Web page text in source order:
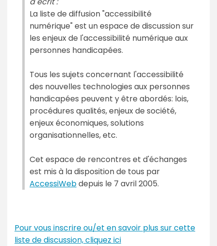
La liste de diffusion "accessibilité
numérique" est un espace de discussion sur
les enjeux de l'accessibilité numérique aux
personnes handicapées.
Tous les sujets concernant l'accessibilité
des nouvelles technologies aux personnes
handicapées peuvent y être abordés: lois,
procédures qualités, enjeux de société,
enjeux économiques, solutions
organisationnelles, etc.
Cet espace de rencontres et d'échanges
est mis à la disposition de tous par
AccessiWebdepuis le 7 avril 2005.
Pour vous inscrire ou/et en savoir plus sur cette
liste de discussion, cliquez ici